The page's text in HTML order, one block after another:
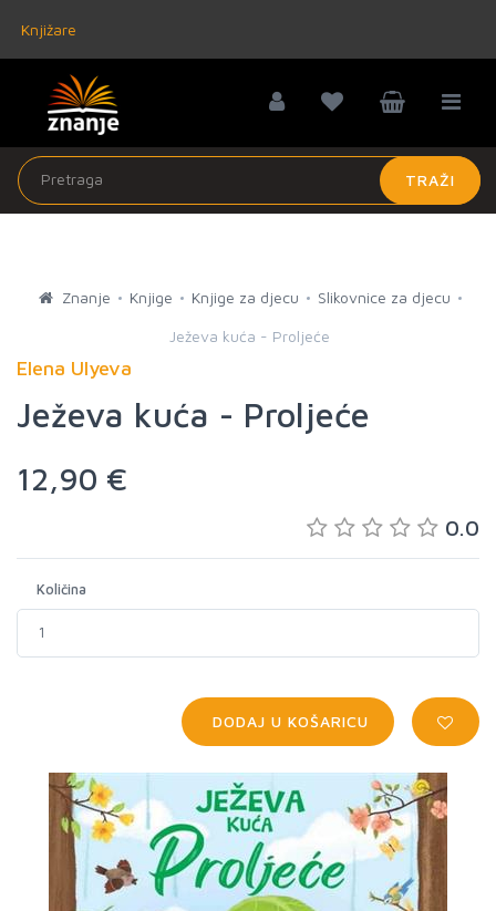
Knjižare
TRAŽI
Znanje Knjige Knjige za djecu Slikovnice za djecu
Ježeva kuća - Proljeće
Elena Ulyeva
Ježeva kuća - Proljeće
12,90 €
0.0
Količina
DODAJ U KOŠARICU